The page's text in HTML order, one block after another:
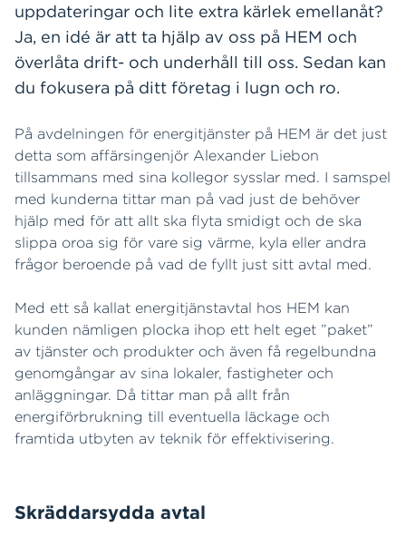
uppdateringar och lite extra kärlek emellanåt?
Ja, en idé är att ta hjälp av oss på HEM och
överlåta drift- och underhåll till oss. Sedan kan
du fokusera på ditt företag i lugn och ro.
På avdelningen för energitjänster på HEM är det just
detta som affärsingenjör Alexander Liebon
tillsammans med sina kollegor sysslar med. I samspel
med kunderna tittar man på vad just de behöver
hjälp med för att allt ska flyta smidigt och de ska
slippa oroa sig för vare sig värme, kyla eller andra
frågor beroende på vad de fyllt just sitt avtal med.
Med ett så kallat energitjänstavtal hos HEM kan
kunden nämligen plocka ihop ett helt eget ”paket”
av tjänster och produkter och även få regelbundna
genomgångar av sina lokaler, fastigheter och
anläggningar. Då tittar man på allt från
energiförbrukning till eventuella läckage och
framtida utbyten av teknik för effektivisering.
Skräddarsydda avtal